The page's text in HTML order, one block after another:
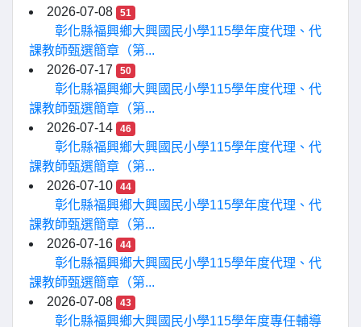
2026-07-08
51
彰化縣福興鄉大興國民小學115學年度代理、代
課教師甄選簡章（第...
2026-07-17
50
彰化縣福興鄉大興國民小學115學年度代理、代
課教師甄選簡章（第...
2026-07-14
46
彰化縣福興鄉大興國民小學115學年度代理、代
課教師甄選簡章（第...
2026-07-10
44
彰化縣福興鄉大興國民小學115學年度代理、代
課教師甄選簡章（第...
2026-07-16
44
彰化縣福興鄉大興國民小學115學年度代理、代
課教師甄選簡章（第...
2026-07-08
43
彰化縣福興鄉大興國民小學115學年度專任輔導